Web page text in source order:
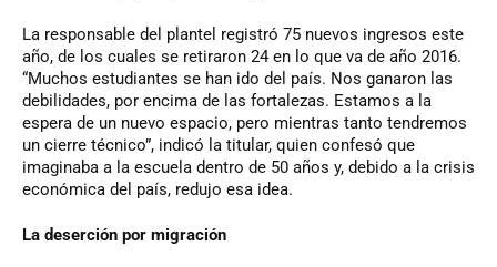
La responsable del plantel registró 75 nuevos ingresos este
año, de los cuales se retiraron 24 en lo que va de año 2016.
“Muchos estudiantes se han ido del país. Nos ganaron las
debilidades, por encima de las fortalezas. Estamos a la
espera de un nuevo espacio, pero mientras tanto tendremos
un cierre técnico”, indicó la titular, quien confesó que
imaginaba a la escuela dentro de 50 años y, debido a la crisis
económica del país, redujo esa idea.
La deserción por migración